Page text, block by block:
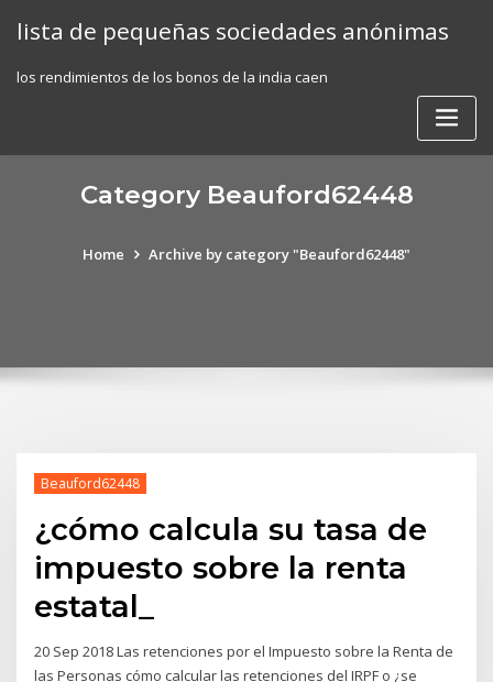
lista de pequeñas sociedades anónimas
los rendimientos de los bonos de la india caen
Category Beauford62448
Home Archive by category "Beauford62448"
Beauford62448
¿cómo calcula su tasa de
impuesto sobre la renta
estatal_
20 Sep 2018 Las retenciones por el Impuesto sobre la Renta de
las Personas cómo calcular las retenciones del IRPF o ¿se